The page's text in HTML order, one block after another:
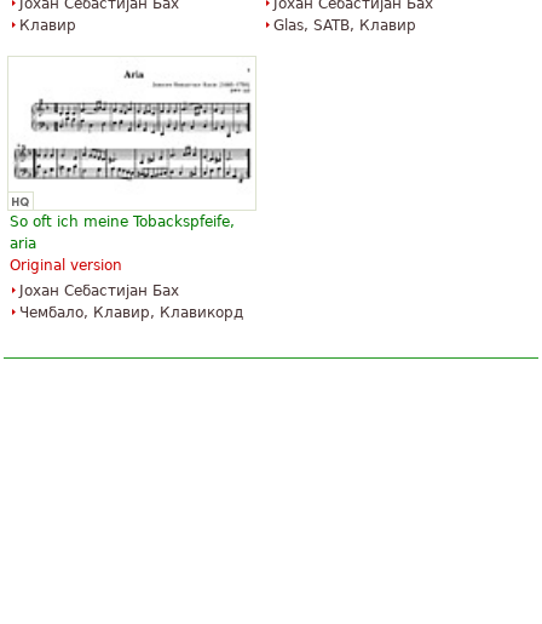
Јохан Себастијан Бах
Клавир
Јохан Себастијан Бах
Glas, SATB, Клавир
So oft ich meine Tobackspfeife,
aria
Original version
Јохан Себастијан Бах
Чембало, Клавир, Клавикорд